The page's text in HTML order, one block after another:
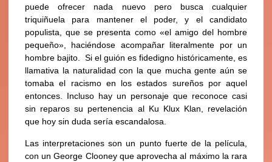
puede ofrecer nada nuevo pero busca cualquier
triquiñuela para mantener el poder, y el candidato
populista, que se presenta como «el amigo del hombre
pequeño», haciéndose acompañar literalmente por un
hombre bajito. Si el guión es fidedigno históricamente, es
llamativa la naturalidad con la que mucha gente aún se
tomaba el racismo en los estados sureños por aquel
entonces. Incluso hay un personaje que reconoce casi
sin reparos su pertenencia al Ku Klux Klan, revelación
que hoy sin duda sería escandalosa.
Las interpretaciones son un punto fuerte de la película,
con un George Clooney que aprovecha al máximo la rara